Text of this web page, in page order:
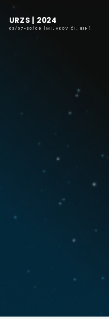
content
URZS | 2024
03/07-30/09 [MIJAKOVIĆI, BIH]